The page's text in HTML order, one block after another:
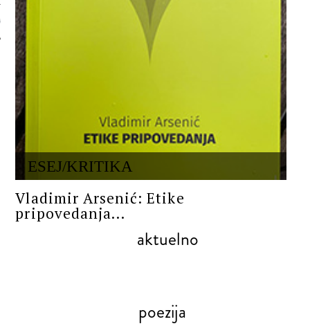
ESEJ/KRITIKA
Vladimir Arsenić: Etike
pripovedanja...
aktuelno
poezija